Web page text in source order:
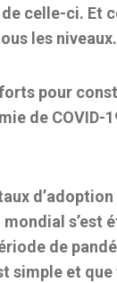
celle-ci. Et
les
pour
de COVID-
s’est
de
simple et